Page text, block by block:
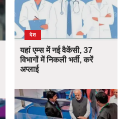
देश
यहां एम्स में नई वैकेंसी, 37
विभागों में निकली भर्ती, करें
अप्लाई